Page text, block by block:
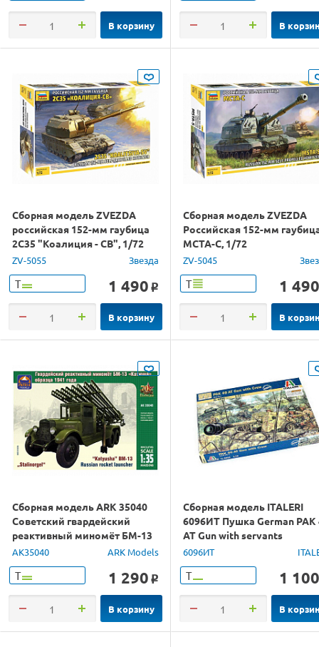
В корзину В
Сборная модель ZVEZDA
российская 152-мм гаубица
2С35 "Коалиция - СВ", 1/72
ZV-5055 Звезда
Т 1 490 o
В корзину
Сборная модель ZVEZDA
Российская 152-мм
МСТА-С, 1/72
ZV-5045
Т 1 490
В
Сборная модель ARK 35040
Советский гвардейский
реактивный миномёт БМ-13
"Катюша", 1/35
AK35040 ARK Models
Т 1 290 o
В корзину
Сборная модель ITALERI
6096ИТ Пушка German PAK
AT Gun with servants
6096ИТ
Т 1 100
В